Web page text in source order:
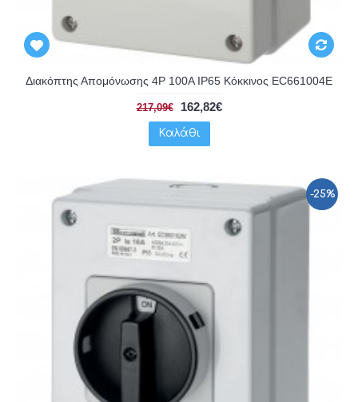
Διακόπτης Απομόνωσης 4P 100A IP65 Κόκκινος EC661004E
217,09€ 162,82€
Καλάθι
-25%